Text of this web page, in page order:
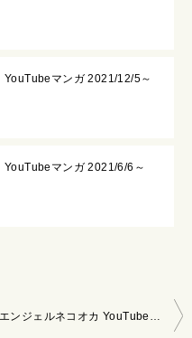
YouTubeマンガ 2021/12/5～
YouTubeマンガ 2021/6/6～